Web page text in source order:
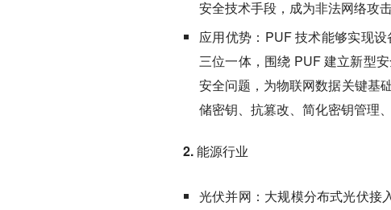
安全技术手段，成为非法网络攻
应用优势： PUF 技术能够实现
三位一体，围绕 PUF 建立新型
安全问题，为物联网数据关键基
储密钥、抗篡改、简化密钥管理
2. 能源行业
光伏并网： 大规模分布式光伏接